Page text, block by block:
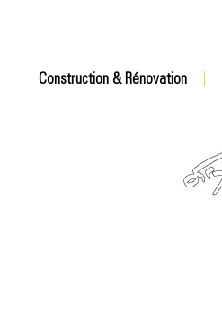
Construction & Rénovation